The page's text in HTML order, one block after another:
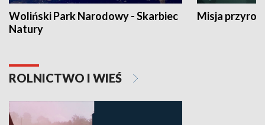
Woliński Park Narodowy - Skarbiec
Natury
Misja
ROLNICTWO I WIEŚ